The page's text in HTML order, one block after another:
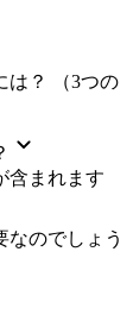
は？ （3つの
含まれます
なのでしょう